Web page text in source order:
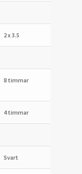
2 x 3.5
8 timmar
4 timmar
Svart